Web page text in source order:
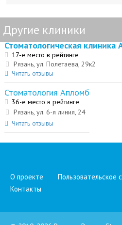
Другие клиники
Стоматологическая клиника
17-е место в рейтинге
Рязань, ул. Полетаева, 29к2
Читать отзывы
Стоматология Апломб
36-е место в рейтинге
Рязань, ул. 6-я линия, 24
Читать отзывы
О проекте
Пользовательское
Контакты